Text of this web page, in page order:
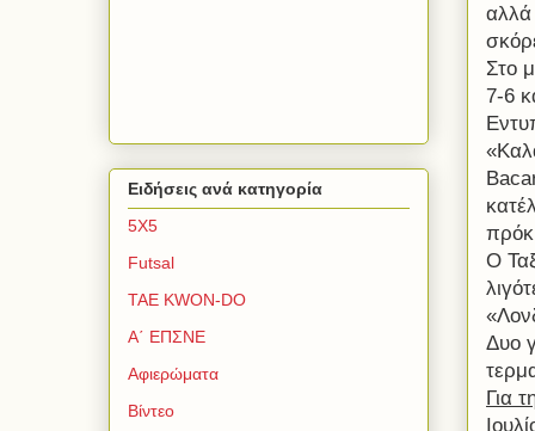
αλλά
Στο
7-6
Ο
Δυο
Για
Ειδήσεις ανά κατηγορία
5Χ5
Futsal
TAE KWON-DO
Α΄ ΕΠΣΝΕ
Αφιερώματα
Βίντεο